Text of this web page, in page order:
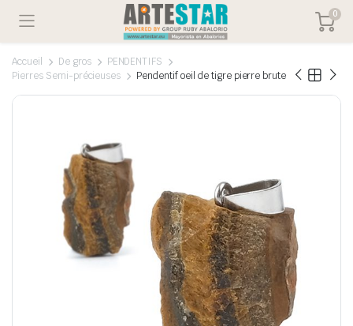
0
Accueil De gros
PENDENTIFS
Pierres Semi-précieuses
Pendentif oeil de tigre pierre brute